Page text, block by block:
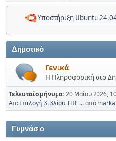
Υποστήριξη Ubuntu
Δημοτικό
Γενικά
Η Πληροφορική στο
Τελευταίο μήνυμα:20 Μαΐου 2026,
Απ: Επιλογή βιβλίου ΤΠΕ ...από
Γυμνάσιο